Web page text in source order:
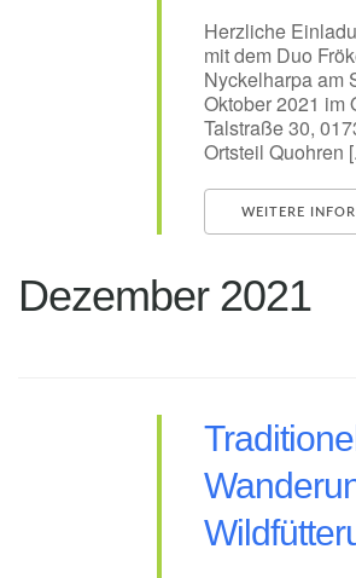
Herzliche
mit dem Duo
Nyckelharpa am
Oktober 2021 im
Talstraße 30,
Ortsteil Quohren
WEITERE
Dezember 2021